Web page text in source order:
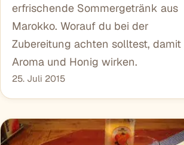
erfrischende Sommergetränk aus
Marokko. Worauf du bei der
Zubereitung achten solltest, damit
Aroma und Honig wirken.
25. Juli 2015